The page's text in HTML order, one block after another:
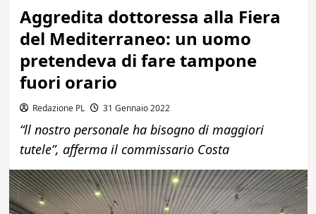
Aggredita dottoressa alla Fiera
del Mediterraneo: un uomo
pretendeva di fare tampone
fuori orario
Redazione PL 31 Gennaio 2022
“ll nostro personale ha bisogno di maggiori
tutele”, afferma il commissario Costa